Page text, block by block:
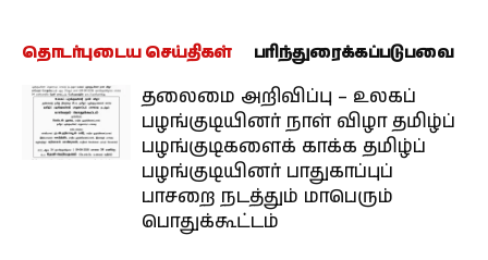
தொடர்புடைய செய்திகள் பரிந்துரைக்கப்படுபவை
தலைமை அறிவிப்பு – உலகப்
பழங்குடியினர் நாள் விழா தமிழ்ப்
பழங்குடிகளைக் காக்க தமிழ்ப்
பழங்குடியினர் பாதுகாப்புப்
பாசறை நடத்தும் மாபெரும்
பொதுக்கூட்டம்